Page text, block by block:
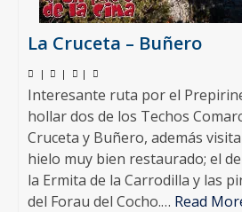
La Cruceta – Buñero
| | |
Interesante ruta por el
hollar dos de los Techos
Cruceta y Buñero, además
hielo muy bien restaurado; el
la Ermita de la Carrodilla y las
del Forau del Cocho.… Read